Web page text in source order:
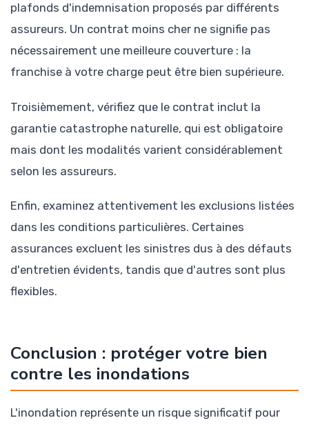
plafonds d'indemnisation proposés par différents
assureurs. Un contrat moins cher ne signifie pas
nécessairement une meilleure couverture : la
franchise à votre charge peut être bien supérieure.
Troisièmement, vérifiez que le contrat inclut la
garantie catastrophe naturelle, qui est obligatoire
mais dont les modalités varient considérablement
selon les assureurs.
Enfin, examinez attentivement les exclusions listées
dans les conditions particulières. Certaines
assurances excluent les sinistres dus à des défauts
d'entretien évidents, tandis que d'autres sont plus
flexibles.
Conclusion : protéger votre bien
contre les inondations
L'inondation représente un risque significatif pour